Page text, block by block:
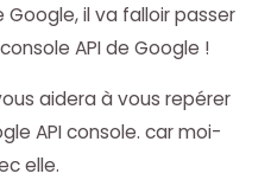
Google, il va falloir passer
API de Google !
aidera à vous repérer
API console. car moi-
elle.